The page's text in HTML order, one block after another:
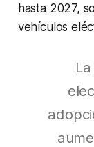
hasta 2027,
vehículos